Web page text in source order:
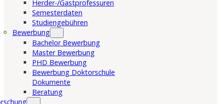
Herder-/Gastprofessuren
Semesterdaten
Studiengebühren
Bewerbung
Bachelor Bewerbung
Master Bewerbung
PHD Bewerbung
Bewerbung Doktorschule
Dokumente
Beratung